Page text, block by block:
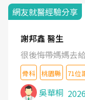
網友就醫經驗分享
謝邦鑫 醫生
很後悔帶媽媽去
骨科 桃園縣 71位
吳華桐